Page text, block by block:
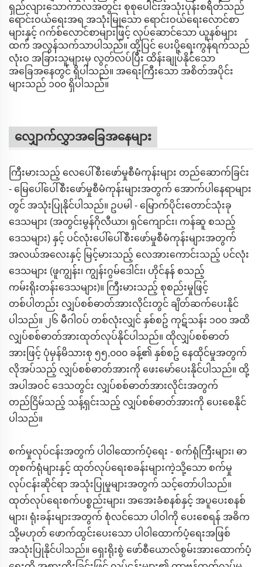
ရှည်လျားသောကာလအတွင်း စုစုပေါင်းအသုံးပုန်းစရိတ်သည်
ရောင်းဝယ်ရေးအရ အသုံးမြုသော ရောင်းဝယ်ရေးလောင်စာ
များနှင့် ဂက်စ်လောင်စာများဖြင့် လုပ်ဆောင်သော ယူနစ်များ
ထက် အလွန်သက်သာပါသည်။ ထို့ပြင် ပေးပို့ရေးကွန်ရက်သည်
လုံးဝ အခြားသူများမှ လွတ်လပ်ပြီး ထိန်းချုပ်နိုင်သော
အခြေအနေတွင် ရှိပါသည်။ အရေးကြီးသော အစိတ်အပိုင်း
များသည် ၁၀၀ ရှိပါသည်။
လျှောက်လွှာအခြေအနေများ
ကြီးမားသည့် လေပေါ်စီးဖော်မှုစီမံကုန်းများ တည်ဆောက်ခြင်း
- မြေပေါ်ပေါ်စီးဖော်မှုစီမံကုန်းများအတွက် အောက်ပါနေရာများ
တွင် အသုံးပြုနိုင်ပါသည်။ ဥပမါ - မြောက်ပိုင်းတောင်သုံးခု
ဒေသများ (အတွင်းမွန်ဂိုလီယာ၊ ရှင်ကျောင်း၊ ကန်ဆူ စသည့်
ဒေသများ) နှင့် ပင်လုံးပေါ်ပေါ်စီးဖော်မှုစီမံကုန်းများအတွက်
အလယ်အလေးနှင့် မြင့်မားသည့် လေအားကောင်းသည့် ပင်လုံး
ဒေသများ (ဖူကျွန်း၊ ကျွန်းဂွမ်ဒေါင်း၊ ဟိုင်နန် စသည့်
ကမ်းရိုးတန်းဒေသများ)။ ကြီးမားသည့် စုစည်းမှုဖြင့်
တစ်ပါတည်း လျှပ်စစ်ဓာတ်အားလိုင်းတွင် ချိတ်ဆက်ပေးနိုင်
ပါသည်။ ၂၆ မီဂါဝပ် တစ်လုံးလျှင် နှစ်စဥ် ကုဋ်သန်း ၁၀၀ အထိ
လျှပ်စစ်ဓာတ်အားထုတ်လုပ်နိုင်ပါသည်။ ထိုလျှပ်စစ်ဓာတ်
အားဖြင့် ပုံမှန်မိသားစု ၅၅,၀၀၀ ခန့်၏ နှစ်စဥ် နေထိုင်မှုအတွက်
လိုအပ်သည့် လျှပ်စစ်ဓာတ်အားကို ဖေးမော်ပေးနိုင်ပါသည်။ ထို့
အပါအဝင် ဒေသတွင်း လျှပ်စစ်ဓာတ်အားလိုင်းအတွက်
တည်ငြိမ်သည့် သန့်ရှင်းသည့် လျှပ်စစ်ဓာတ်အားကို ပေးစေနိုင်
ပါသည်။
စက်မှုလုပ်ငန်းအတွက် ပါဝါထောက်ပံ့ရေး - စက်ရုံကြီးများ၊ ဓာ
တုစက်ရုံများနှင့် ထုတ်လုပ်ရေးစခန်းများကဲ့သို့သော စက်မှု
လုပ်ငန်းဆိုင်ရာ အသုံးပြုမှုများအတွက် သင့်တော်ပါသည်။
ထုတ်လုပ်ရေးစက်ပစ္စည်းများ၊ အအေးခံစနစ်နှင့် အပူပေးစနစ်
များ၊ ရုံးခန်းများအတွက် စုံလင်သော ပါဝါကို ပေးစေရန် အဓိက
သို့မဟုတ် ဖောက်ထွင်းပေးသော ပါဝါထောက်ပံ့ရေးအဖြစ်
အသုံးပြုနိုင်ပါသည်။ ရှေးရိုးစွဲ ဖော်စီယောလ်စွမ်းအားထောက်ပံ့